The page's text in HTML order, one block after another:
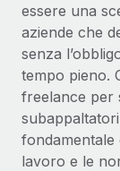
essere una
aziende che
senza
tempo pieno.
freelance per
fondamentale
lavoro e le